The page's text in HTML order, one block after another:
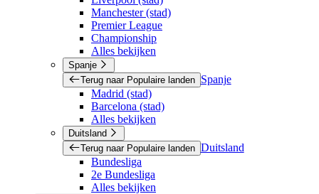
Manchester (stad)
Premier League
Championship
Alles bekijken
Spanje
Terug naar Populaire landen
Spanje
Madrid (stad)
Barcelona (stad)
Alles bekijken
Duitsland
Terug naar Populaire landen Duitsland
Bundesliga
2e Bundesliga
Alles bekijken